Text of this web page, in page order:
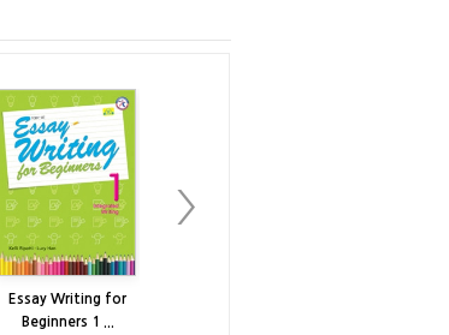
Essay Writing for
Beginners 1 ...